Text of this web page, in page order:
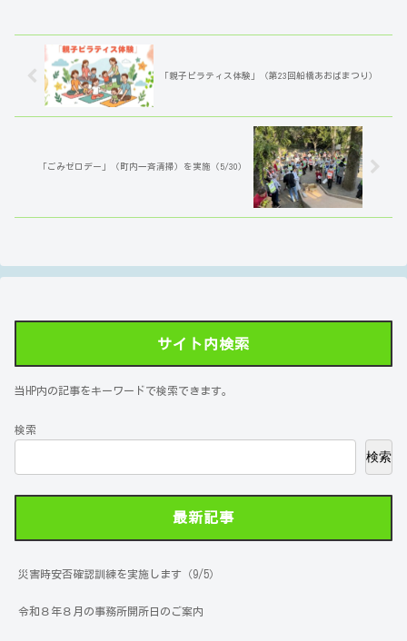
「親子ピラティス体験」（第23回船橋あおばまつり）
「ごみゼロデー」（町内一斉清掃）を実施（5/30）
サイト内検索
当HP内の記事をキーワードで検索できます。
検索
検索
最新記事
災害時安否確認訓練を実施します（9/5）
令和８年８月の事務所開所日のご案内